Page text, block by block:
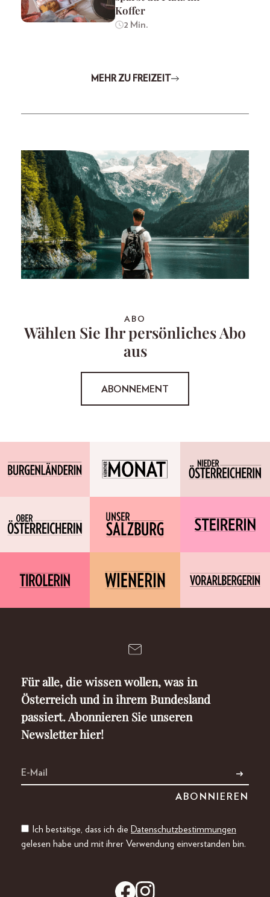
Koffer
2 Min.
MEHR ZU FREIZEIT
ABO
Wählen Sie Ihr persönliches Abo
aus
ABONNEMENT
Für alle, die wissen wollen, was in
Österreich und in ihrem Bundesland
passiert. Abonnieren Sie unseren
Newsletter hier!
Ich bestätige, dass ich die Datenschutzbestimmungen
gelesen habe und mit ihrer Verwendung einverstanden bin.